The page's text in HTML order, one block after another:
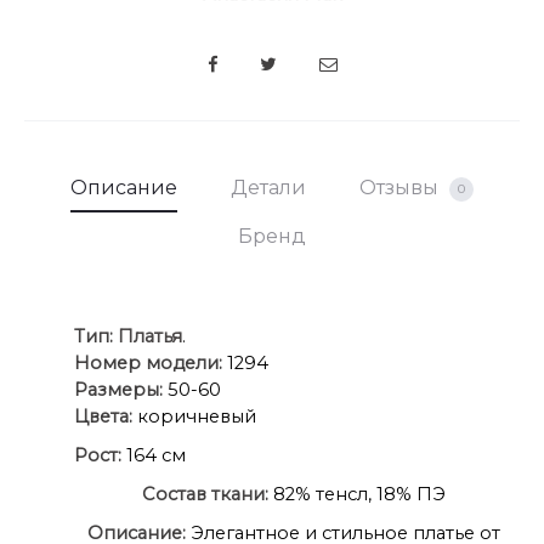
SHARE
Описание Детали Отзывы 0
Бренд
Тип: Платья.
Номер модели: 1294
Размеры: 50-60
Цвета: коричневый
Рост: 164 см
Состав ткани: 82% тенсл, 18% ПЭ
Описание: Элегантное и стильное платье от